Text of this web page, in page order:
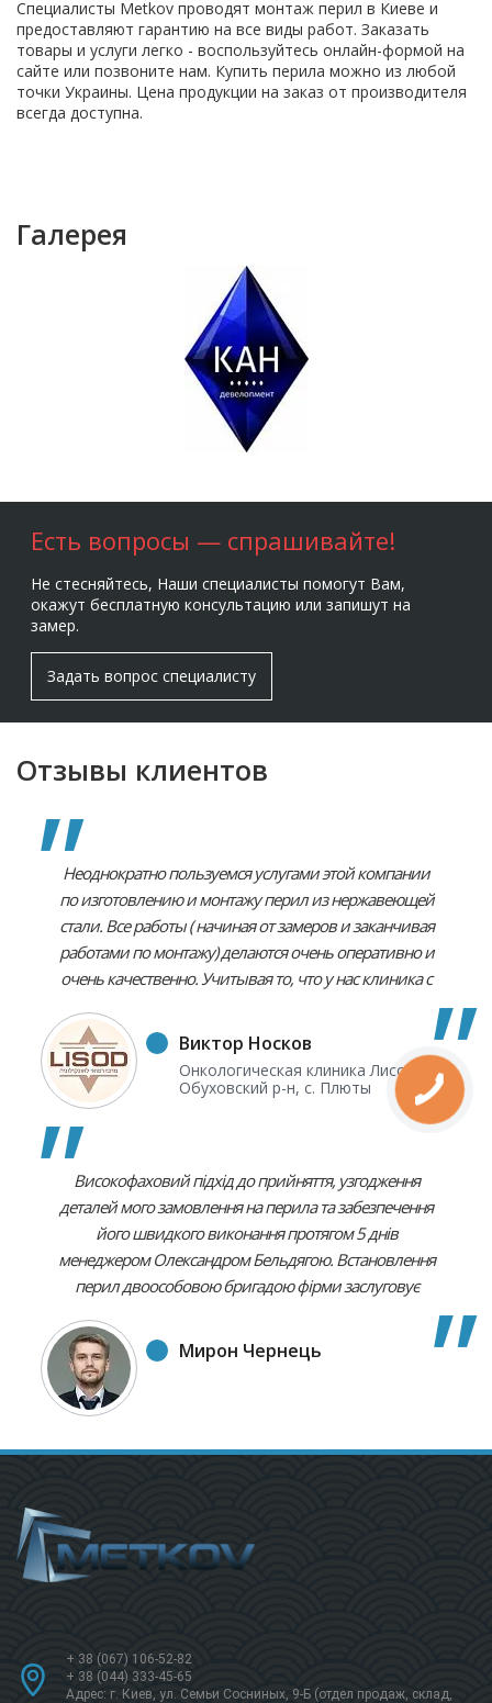
Специалисты Metkov проводят монтаж перил в Киеве и
предоставляют гарантию на все виды работ. Заказать
товары и услуги легко - воспользуйтесь онлайн-формой на
сайте или позвоните нам. Купить перила можно из любой
точки Украины. Цена продукции на заказ от производителя
всегда доступна.
Галерея
Есть вопросы — спрашивайте!
Не стесняйтесь, Наши специалисты помогут Вам,
окажут бесплатную консультацию или запишут на
замер.
Задать вопрос специалисту
Отзывы клиентов
Неоднократно пользуемся услугами этой компании
по изготовлению и монтажу перил из нержавеющей
стали. Все работы ( начиная от замеров и заканчивая
работами по монтажу) делаются очень оперативно и
очень качественно. Учитывая то, что у нас клиника с
имиджевому состоянию и этими перилами
пользуются кроме сотрудников и пациенты, то эти
все перила, устанавливаемые и на улице и внутри
зданий, очень органично вписываются в наш имидж
и все пациенты и сотрудники очень ими довольны.
Виктор Носков
Онкологическая клиника Лисод,
Обуховский р-н, с. Плюты
Високофаховий підхід до прийняття, узгодження
деталей мого замовлення на перила та забезпечення
його швидкого виконання протягом 5 днів
менеджером Олександром Бельдягою. Встановлення
перил двоособовою бригадою фірми заслуговує
продуманого, високоякісного виконання, з
дотриманням усіх моїх пропозицій. Якість усіх етапів
замовлення є, безсумнівно вищою, ніж ціна за нього.
Рекомендую усім цей екстра фірмовий спосіб роботи.
Мирон Чернець
+ 38 (067) 106-52-82
+ 38 (044) 333-45-65
Адрес: г. Киев, ул. Семьи Сосниных, 9-Б (отдел продаж, склад,